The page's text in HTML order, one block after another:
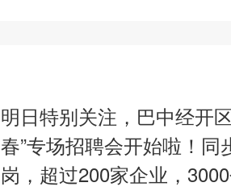
明日特别关注，巴中经开
春”专场招聘会开始啦！同
岗，超过200家企业，